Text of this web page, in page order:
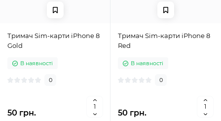
Тримач Sim-карти iPhone 8
Gold
В наявності
0
50 грн.
Тримач Sim-карти iPhone 8
Red
В наявності
0
50 грн.